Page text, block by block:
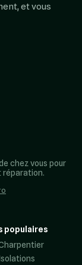
et vous
chez vous pour
réparation.
populaires